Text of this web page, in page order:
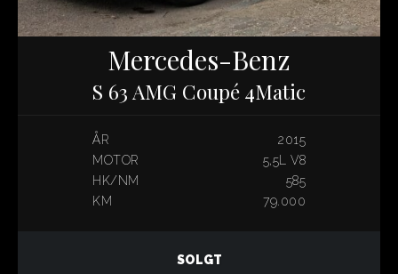
Mercedes-Benz
S 63 AMG Coupé 4Matic
ÅR
2015
MOTOR
5,5L V8
HK/NM
585
KM
79.000
SOLGT